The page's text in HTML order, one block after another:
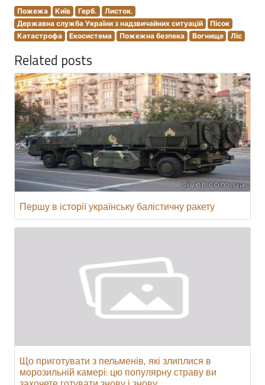
Пожежа Київ Герб.
Листок.
Державна служба України з надзвичайних ситуацій
Пісок
Катастрофа
Екосистема Пожежна безпека Вогнище Ліс
Related posts
Першу в історії українську балістичну ракету
Що приготувати з пельменів, які злиплися в
морозильній камері: цю популярну страву ви